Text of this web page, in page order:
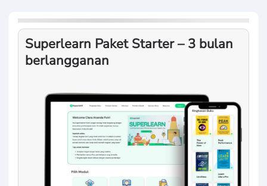
Superlearn Paket Starter – 3 bulan
berlangganan